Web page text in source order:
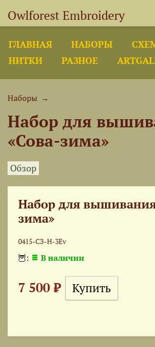
Owlforest Embroidery
ГЛАВНАЯ НАБОРЫ
НИТКИ
РАЗНОЕ
Наборы →
Набор для
«Сова-зима»
Обзор
Набор для
зима»
0415-СЗ-Н-3Ev
🦉: В наличии
7 500 ₽